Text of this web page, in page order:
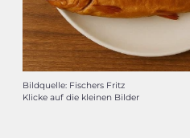
Bildquelle: Fischers Fritz
Klicke auf die kleinen Bilder